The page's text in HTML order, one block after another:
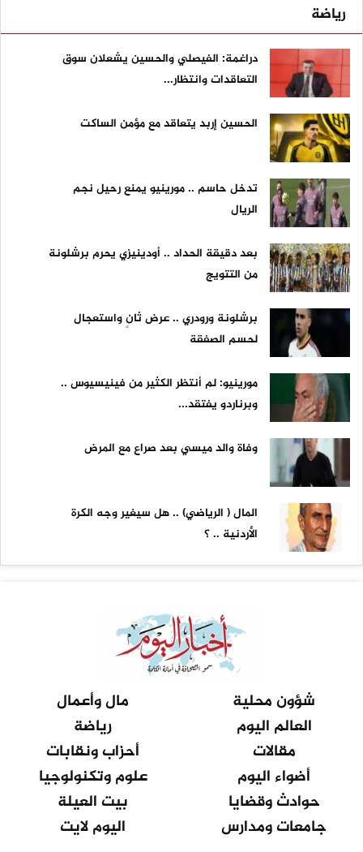
رياضة
دراغمة: الفيصلي والحسين يشعلان سوق
التعاقدات وانتظار...
الحسين إربد يتعاقد مع مؤمن الساكت
تدخل حاسم .. مورينيو يمنع رحيل نجم
الريال
بعد دقيقة الحداد .. أودينيزي يحرم برشلونة
من التتويج
برشلونة ورودري .. عرض ثانٍ واستعجال
لحسم الصفقة
مورينيو: لم أنتظر الكثير من فينيسيوس ..
وبرناردو يفتقد...
وفاة والد ميسي بعد صراع مع المرض
المال ( الرياضي) .. هل سيغير وجه الكرة
الأردنية .. ؟
شؤون محلية
مال وأعمال
العالم اليوم
رياضة
مقالات
أحزاب ونقابات
أضواء اليوم
علوم وتكنولوجيا
حوادث وقضايا
بيت العيلة
جامعات ومدارس
اليوم لايت